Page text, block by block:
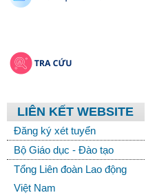
LIÊN KẾT WEBSITE
Đăng ký xét tuyển
Bộ Giáo dục - Đào tạo
Tổng Liên đoàn Lao động
Việt Nam